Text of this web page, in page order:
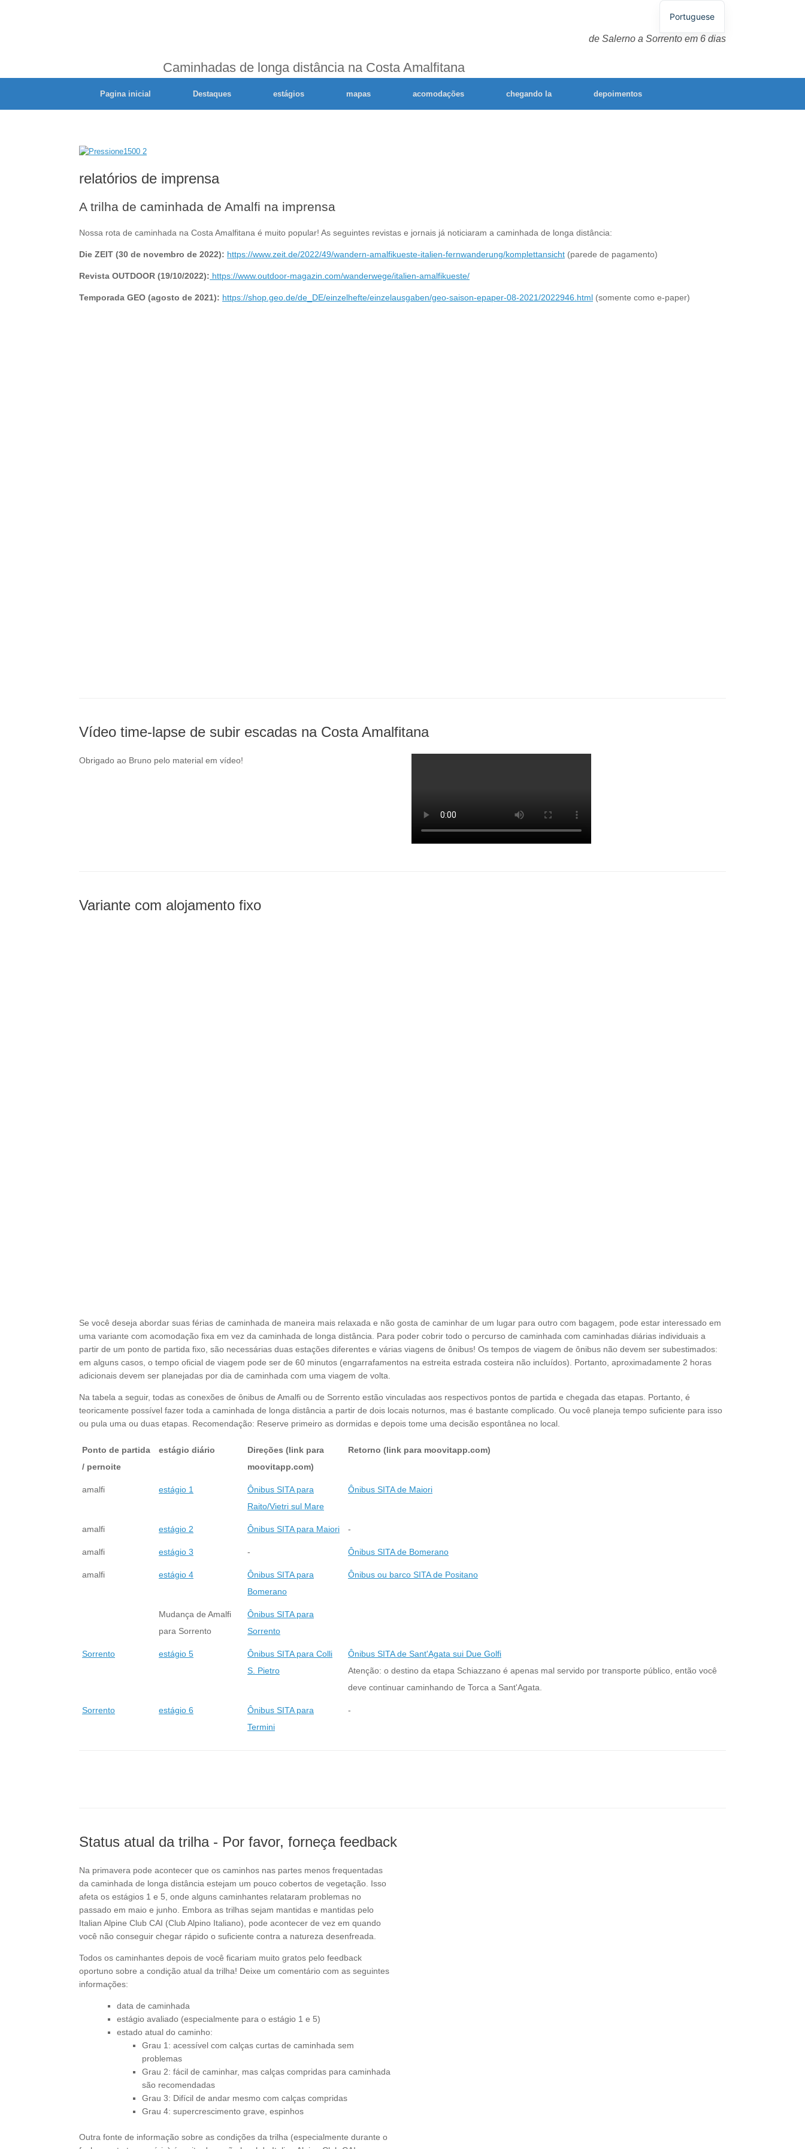
Caminhadas de longa distância na Costa Amalfitana
de Salerno a Sorrento em 6 dias
Pagina inicial Destaques estágios mapas acomodações chegando la depoimentos
relatórios de imprensa
A trilha de caminhada de Amalfi na imprensa
Nossa rota de caminhada na Costa Amalfitana é muito popular! As seguintes revistas e jornais já noticiaram a caminhada de longa distância:
Die ZEIT (30 de novembro de 2022): https://www.zeit.de/2022/49/wandern-amalfikueste-italien-fernwanderung/komplettansicht (parede de pagamento)
Revista OUTDOOR (19/10/2022): https://www.outdoor-magazin.com/wanderwege/italien-amalfikueste/
Temporada GEO (agosto de 2021): https://shop.geo.de/de_DE/einzelhefte/einzelausgaben/geo-saison-epaper-08-2021/2022946.html (somente como e-paper)
Vídeo time-lapse de subir escadas na Costa Amalfitana
Obrigado ao Bruno pelo material em vídeo!
Variante com alojamento fixo
Se você deseja abordar suas férias de caminhada de maneira mais relaxada e não gosta de caminhar de um lugar para outro com bagagem, pode estar interessado em
uma variante com acomodação fixa em vez da caminhada de longa distância. Para poder cobrir todo o percurso de caminhada com caminhadas diárias individuais a
partir de um ponto de partida fixo, são necessárias duas estações diferentes e várias viagens de ônibus! Os tempos de viagem de ônibus não devem ser subestimados:
em alguns casos, o tempo oficial de viagem pode ser de 60 minutos (engarrafamentos na estreita estrada costeira não incluídos). Portanto, aproximadamente 2 horas
adicionais devem ser planejadas por dia de caminhada com uma viagem de volta.
Na tabela a seguir, todas as conexões de ônibus de Amalfi ou de Sorrento estão vinculadas aos respectivos pontos de partida e chegada das etapas. Portanto, é
teoricamente possível fazer toda a caminhada de longa distância a partir de dois locais noturnos, mas é bastante complicado. Ou você planeja tempo suficiente para isso
ou pula uma ou duas etapas. Recomendação: Reserve primeiro as dormidas e depois tome uma decisão espontânea no local.
Ponto de partida
/ pernoite
estágio diário
Direções (link para
moovitapp.com)
Retorno (link para moovitapp.com)
amalfi estágio 1
Ônibus SITA para
Raito/Vietri sul Mare
Ônibus SITA de Maiori
amalfi estágio 2 Ônibus SITA para Maiori -
amalfi estágio 3 - Ônibus SITA de Bomerano
amalfi estágio 4
Ônibus SITA para
Bomerano
Ônibus ou barco SITA de Positano
Mudança de Amalfi
para Sorrento
Ônibus SITA para
Sorrento
Sorrento estágio 5
Ônibus SITA para Colli
S. Pietro
Ônibus SITA de Sant'Agata sui Due Golfi
Atenção: o destino da etapa Schiazzano é apenas mal servido por transporte público, então você
deve continuar caminhando de Torca a Sant'Agata.
Sorrento estágio 6
Ônibus SITA para
Termini
-
Status atual da trilha - Por favor, forneça feedback
Na primavera pode acontecer que os caminhos nas partes menos frequentadas
da caminhada de longa distância estejam um pouco cobertos de vegetação. Isso
afeta os estágios 1 e 5, onde alguns caminhantes relataram problemas no
passado em maio e junho. Embora as trilhas sejam mantidas e mantidas pelo
Italian Alpine Club CAI (Club Alpino Italiano), pode acontecer de vez em quando
você não conseguir chegar rápido o suficiente contra a natureza desenfreada.
Todos os caminhantes depois de você ficariam muito gratos pelo feedback
oportuno sobre a condição atual da trilha! Deixe um comentário com as seguintes
informações:
data de caminhada
estágio avaliado (especialmente para o estágio 1 e 5)
estado atual do caminho:
Grau 1: acessível com calças curtas de caminhada sem
problemas
Grau 2: fácil de caminhar, mas calças compridas para caminhada
são recomendadas
Grau 3: Difícil de andar mesmo com calças compridas
Grau 4: supercrescimento grave, espinhos
Outra fonte de informação sobre as condições da trilha (especialmente durante o
Portuguese
German
Spanish